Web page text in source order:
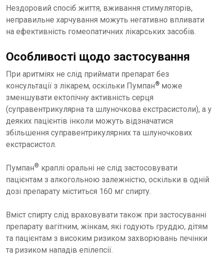
Нездоровий спосіб життя, вживання стимуляторів,
неправильне харчування можуть негативно впливати
на ефективність гомеопатичних лікарських засобів.
Особливості щодо застосування
При аритміях не слід приймати препарат без
консультації з лікарем, оскільки Пумпан® може
зменшувати ектопічну активність серця
(суправентрикулярна та шлуночкова екстрасистоли), а у
деяких пацієнтів інколи можуть відзначатися
збільшення суправентрикулярних та шлуночкових
екстрасистол.
Пумпан® краплі оральні не слід застосовувати
пацієнтам з алкогольною залежністю, оскільки в одній
дозі препарату міститься 160 мг спирту.
Вміст спирту слід враховувати також при застосуванні
препарату вагітним, жінкам, які годують груддю, дітям
та пацієнтам з високим ризиком захворювань печінки
та ризиком нападів епілепсії.